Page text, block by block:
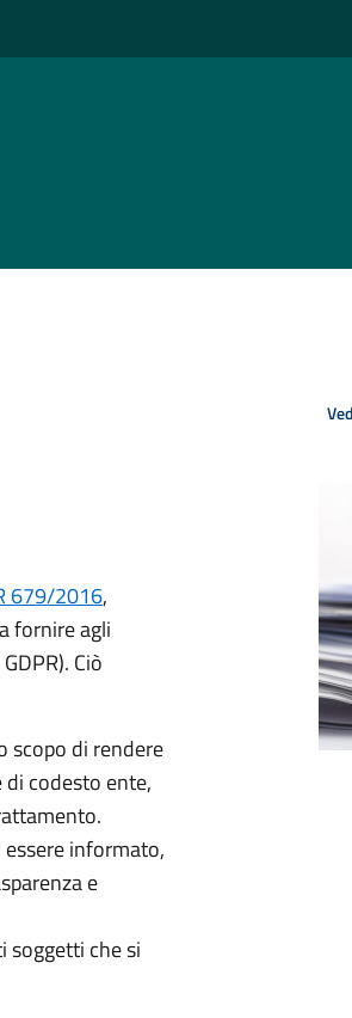
679/2016,
fornire agli
Ciò
scopo di rendere
codesto ente,
informato,
e
soggetti che si